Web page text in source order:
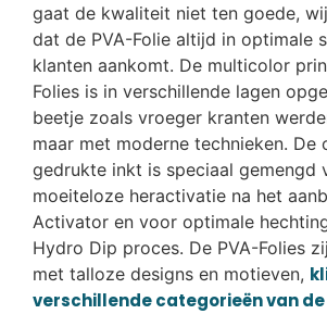
gaat de kwaliteit niet ten goede,
dat de PVA-Folie altijd in optimale
klanten aankomt. De multicolor
Folies is in verschillende lagen
beetje zoals vroeger kranten
maar met moderne technieken. De
gedrukte inkt is speciaal gemengd
moeiteloze heractivatie na het
Activator en voor optimale
Hydro Dip proces. De PVA-Folies
met talloze designs en motieven,
verschillende categorieën van